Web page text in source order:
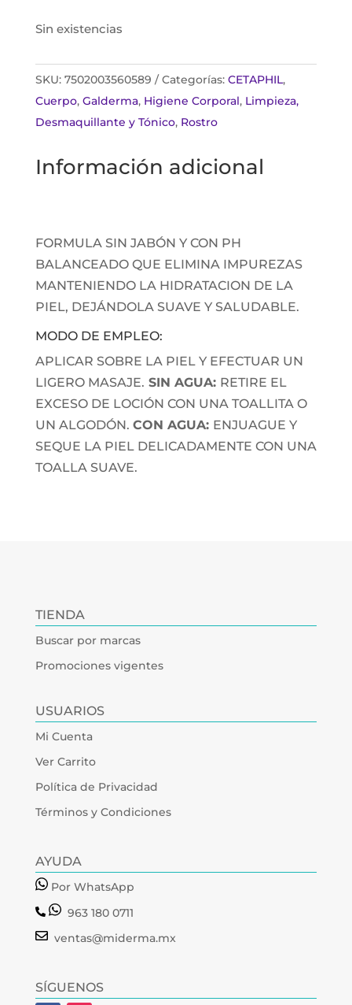
Sin existencias
SKU: 7502003560589 Categorías: CETAPHIL,
Cuerpo, Galderma, Higiene Corporal, Limpieza,
Desmaquillante y Tónico, Rostro
Información adicional
FORMULA SIN JABÓN Y CON PH
BALANCEADO QUE ELIMINA IMPUREZAS
MANTENIENDO LA HIDRATACION DE LA
PIEL, DEJÁNDOLA SUAVE Y SALUDABLE.
MODO DE EMPLEO:
APLICAR SOBRE LA PIEL Y EFECTUAR UN
LIGERO MASAJE. SIN AGUA: RETIRE EL
EXCESO DE LOCIÓN CON UNA TOALLITA O
UN ALGODÓN. CON AGUA: ENJUAGUE Y
SEQUE LA PIEL DELICADAMENTE CON UNA
TOALLA SUAVE.
TIENDA
Buscar por marcas
Promociones vigentes
USUARIOS
Mi Cuenta
Ver Carrito
Política de Privacidad
Términos y Condiciones
AYUDA
Por WhatsApp
963 180 0711
ventas@miderma.mx
SÍGUENOS